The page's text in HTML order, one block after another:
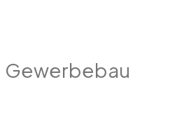
Gewerbebau